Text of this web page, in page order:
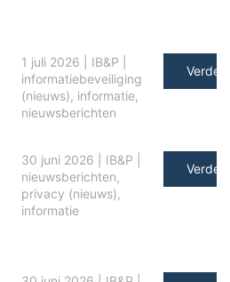
1 juli 2026 IB&P
informatiebeveiliging
(nieuws), informatie,
nieuwsberichten
Verder
30 juni 2026 IB&P
nieuwsberichten,
privacy (nieuws),
informatie
Verder